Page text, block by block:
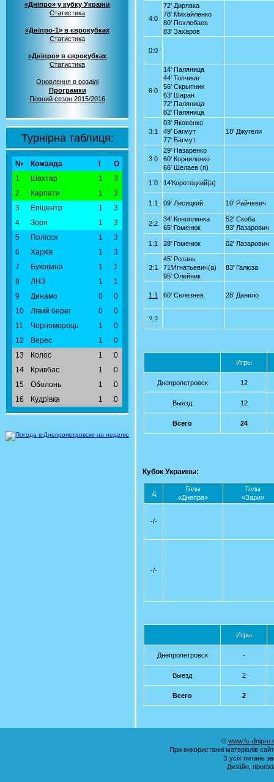
«Дніпро» у кубку України
Статистика
«Дніпро-1» в єврокубках
Статистика
«Дніпро» в єврокубках
Статистика
Оновлення в розділі
Програмки
Повний сезон 2015/2016
Турнірна таблиця:
№ Команда
О
1
Шахтар 1
3
2
Карпати 1
3
3
Епіцентр 1
3
4
Зоря 1
3
5
Полісся 1
3
6
Харків 1
3
7
Буковина 1
1
8
ЛНЗ 1
1
9
Динамо 0
0
10
Лівий берег 0
0
11
Чорноморець 1
0
12
Верес 1
0
13
Колос 1
0
14
Кривбас 1
0
15
Оболонь 1
0
16
Кудрівка 1 0
4:0
72' Дирявка
78' Михайленко
80' Похлебаев
83' Захаров
0:0
6:0
14' Паляница
44' Топчиев
56' Скрыпник
63' Шаран
72' Паляница
82' Паляница
3:1
03' Яковенко
49' Багмут
77' Багмут
18' Джугели
3:0
29' Назаренко
60' Корниленко
66' Шелаев (п)
1:0 14'Коротецкий(а)
1:1 09' Лисицкий 10' Райчевич
2:2
34' Коноплянка
65' Гоменюк
52' Скоба
93' Лазарович
1:1 28' Гоменюк 02' Лазарович
3:1
45' Ротань
71'Игнатьевич(а)
95' Олейник
83' Галюза
1:1 60' Селезнев 28' Данило
?:?
Игры
Днепропетровск 12
Выезд 12
Всего 24
Кубок Украины:
Д
Голы
«Днепра»
Голы
«Зари»
-/-
-/-
Игры
Днепропетровск -
Выезд 2
Всего 2
© www.fc-
При використанні матеріалів
З усіх питань
Дизайн,